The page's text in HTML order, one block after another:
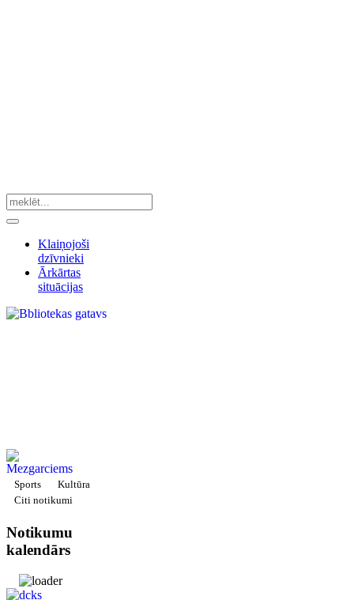
Klaiņojoši
dzīvnieki
Ārkārtas
situācijas
Sports
Kultūra
Citi notikumi
Notikumu
kalendārs